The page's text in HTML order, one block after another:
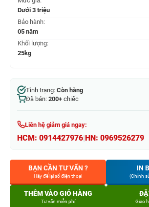
Dưới 3 triệu
Bảo hành:
05 năm
Khối lượng:
25kg
Tình trạng: Còn hàng
Đã bán: 200+ chiếc
Liên hệ giảm giá ngay:
HCM: 0914427976 HN: 0969526279
BẠN CẦN TƯ VẤN ?
Hãy để lại số điện thoại
IN
(Chỉnh
THÊM VÀO GIỎ HÀNG
Tư vấn miễn phí Giao